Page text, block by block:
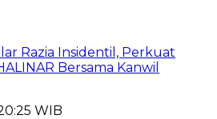
Razia Insidentil, Perkuat
Bersama Kanwil
WIB